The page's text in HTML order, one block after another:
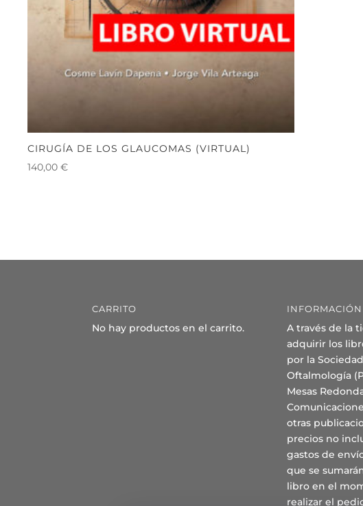
CIRUGÍA DE LOS GLAUCOMAS (VIRTUAL)
140,00 €
CARRITO
No hay productos en el carrito.
INFORMACIÓN
A través de la
adquirir los
por la
Oftalmología
Mesas
otras
precios no
gastos de
que se
libro en el
realizar el